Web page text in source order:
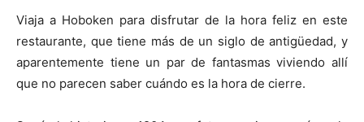
Viaja a Hoboken para disfrutar de la hora feliz en este
restaurante, que tiene más de un siglo de antigüedad, y
aparentemente tiene un par de fantasmas viviendo allí
que no parecen saber cuándo es la hora de cierre.